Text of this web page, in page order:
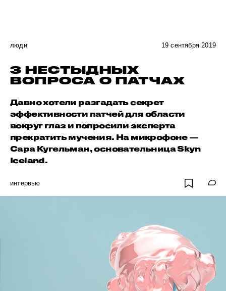
люди 19 сентября 2019
3 НЕСТЫДНЫХ
ВОПРОСА О ПАТЧАХ
Давно хотели разгадать секрет
эффективности патчей для области
вокруг глаз и попросили эксперта
прекратить мучения. На микрофоне —
Сара Кугельман, основательница Skyn
Iceland.
интервью